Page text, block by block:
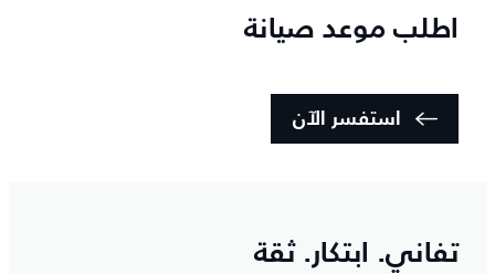
اطلب موعد صيانة
استفسر الآن
تفاني. ابتكار. ثقة